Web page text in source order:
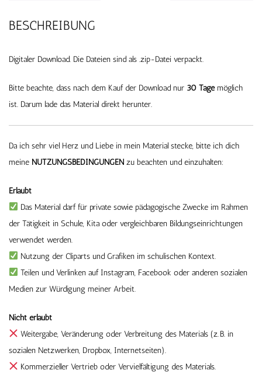
BESCHREIBUNG
Digitaler Download. Die Dateien sind als .zip-Datei verpackt.
Bitte beachte, dass nach dem Kauf der Download nur 30 Tagemöglich
ist. Darum lade das Material direkt herunter.
Da ich sehr viel Herz und Liebe in mein Material stecke, bitte ich dich
meine NUTZUNGSBEDINGUNGEN zu beachten und einzuhalten:
Erlaubt
Das Material darf für private sowie pädagogische Zwecke im Rahmen
der Tätigkeit in Schule, Kita oder vergleichbaren Bildungseinrichtungen
verwendet werden.
Nutzung der Cliparts und Grafiken im schulischen Kontext.
Teilen und Verlinken auf Instagram, Facebook oder anderen sozialen
Medien zur Würdigung meiner Arbeit.
Nicht erlaubt
Weitergabe, Veränderung oder Verbreitung des Materials (z. B. in
sozialen Netzwerken, Dropbox, Internetseiten).
Kommerzieller Vertrieb oder Vervielfältigung des Materials.